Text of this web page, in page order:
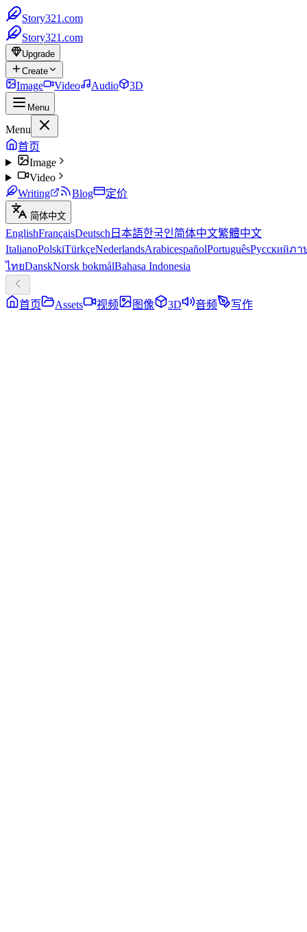
Story321.com
Story321.com
Upgrade
Create
Image Video Audio 3D
Menu
Menu
首页
Image
Video
Writing
Blog 定价
简体中文
EnglishFrançaisDeutsch 日本語한국인简体中文繁體中文
ItalianoPolskiTürkçeNederlandsArabicespañolPortuguêsРусскийภา
ไทยDanskNorsk bokmålBahasa Indonesia
首页 Assets 视频 图像 3D 音频 写作